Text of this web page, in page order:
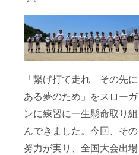
「繋げ打て走れ その先に
ある夢のため」をスローガ
ンに練習に一生懸命取り組
んできました。今回、その
努力が実り、全国大会出場